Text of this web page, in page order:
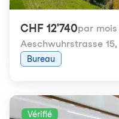
CHF 12'740par mois
Aeschwuhrstrasse 15,
Bureau
Vérifié